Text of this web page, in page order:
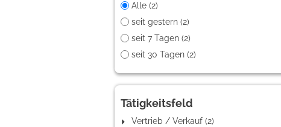
Alle (2)
seit gestern (2)
seit 7 Tagen (2)
seit 30 Tagen (2)
Tätigkeitsfeld
Vertrieb / Verkauf (2)